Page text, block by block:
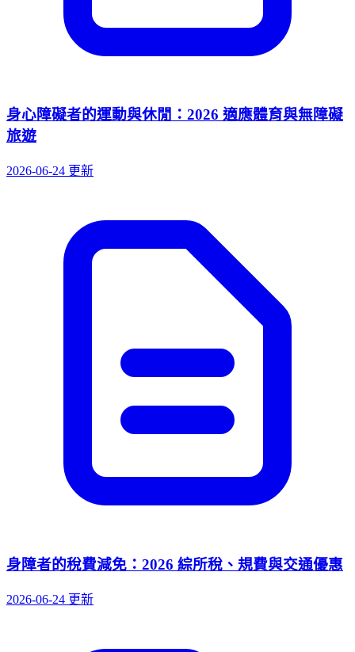
身心障礙者的運動與休閒：2026 適應體育與無障礙
旅遊
2026-06-24 更新
身障者的稅費減免：2026 綜所稅、規費與交通優惠
2026-06-24 更新